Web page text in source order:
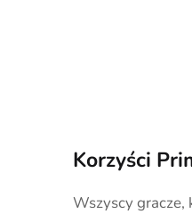
Korzyści
Wszyscy gracze,